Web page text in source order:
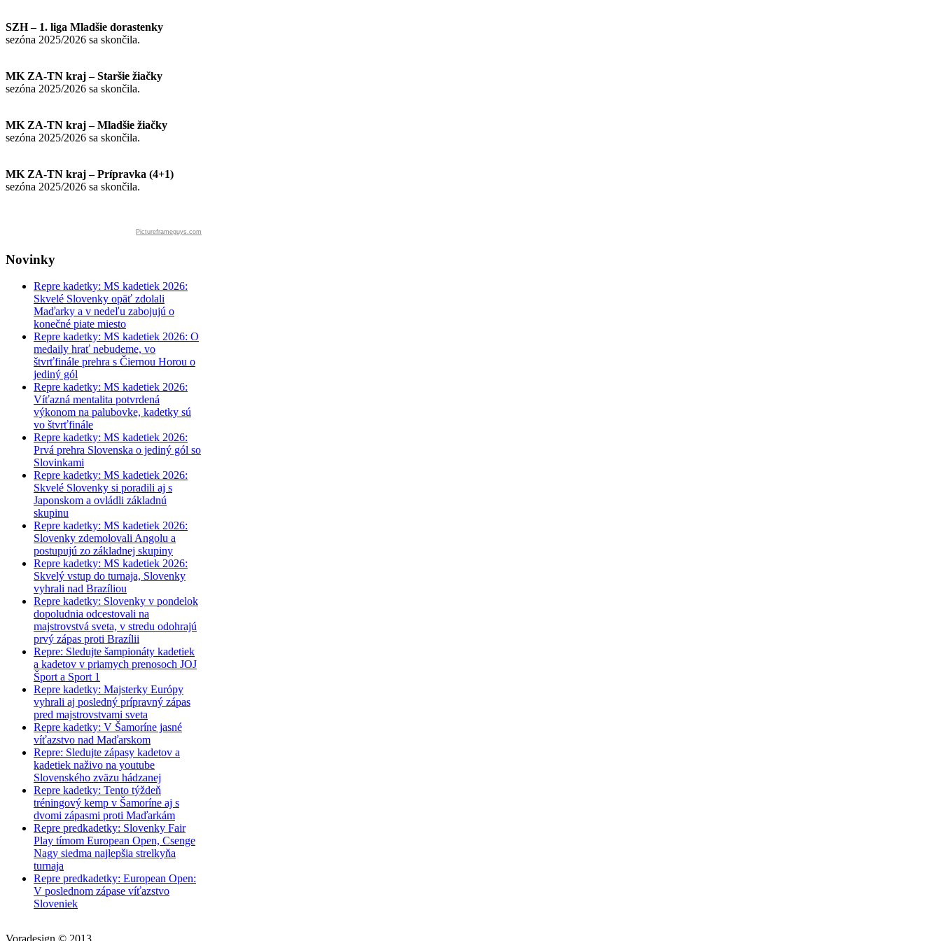
SZH – 1. liga Mladšie dorastenky
sezóna 2025/2026 sa skončila.
MK ZA-TN kraj – Staršie žiačky
sezóna 2025/2026 sa skončila.
MK ZA-TN kraj – Mladšie žiačky
sezóna 2025/2026 sa skončila.
MK ZA-TN kraj – Prípravka (4+1)
sezóna 2025/2026 sa skončila.
Pictureframeguys.com
Novinky
Repre kadetky: MS kadetiek 2026:
Skvelé Slovenky opäť zdolali
Maďarky a v nedeľu zabojujú o
konečné piate miesto
Repre kadetky: MS kadetiek 2026: O
medaily hrať nebudeme, vo
štvrťfinále prehra s Čiernou Horou o
jediný gól
Repre kadetky: MS kadetiek 2026:
Víťazná mentalita potvrdená
výkonom na palubovke, kadetky sú
vo štvrťfinále
Repre kadetky: MS kadetiek 2026:
Prvá prehra Slovenska o jediný gól so
Slovinkami
Repre kadetky: MS kadetiek 2026:
Skvelé Slovenky si poradili aj s
Japonskom a ovládli základnú
skupinu
Repre kadetky: MS kadetiek 2026:
Slovenky zdemolovali Angolu a
postupujú zo základnej skupiny
Repre kadetky: MS kadetiek 2026:
Skvelý vstup do turnaja, Slovenky
vyhrali nad Brazíliou
Repre kadetky: Slovenky v pondelok
dopoludnia odcestovali na
majstrovstvá sveta, v stredu odohrajú
prvý zápas proti Brazílii
Repre: Sledujte šampionáty kadetiek
a kadetov v priamych prenosoch JOJ
Šport a Sport 1
Repre kadetky: Majsterky Európy
vyhrali aj posledný prípravný zápas
pred majstrovstvami sveta
Repre kadetky: V Šamoríne jasné
víťazstvo nad Maďarskom
Repre: Sledujte zápasy kadetov a
kadetiek naživo na youtube
Slovenského zväzu hádzanej
Repre kadetky: Tento týždeň
tréningový kemp v Šamoríne aj s
dvomi zápasmi proti Maďarkám
Repre predkadetky: Slovenky Fair
Play tímom European Open, Csenge
Nagy siedma najlepšia strelkyňa
turnaja
Repre predkadetky: European Open:
V poslednom zápase víťazstvo
Sloveniek